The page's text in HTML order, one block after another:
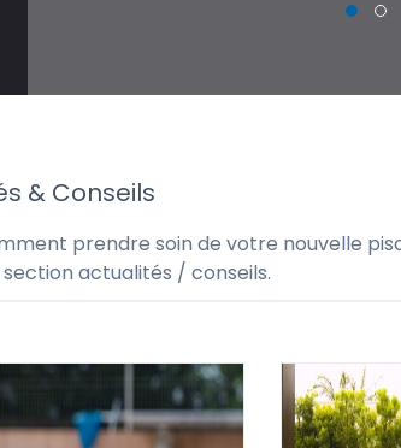
& Conseils
prendre soin de votre nouvelle
actualités / conseils.